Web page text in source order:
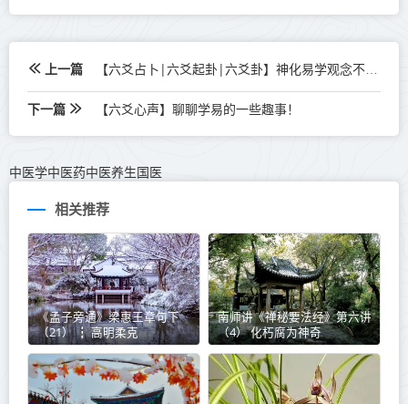
上一篇 【六爻占卜|六爻起卦|六爻卦】神化易学观念不可有！
下一篇 【六爻心声】聊聊学易的一些趣事！
中医学中医药中医养生国医
相关推荐
《孟子旁通》梁惠王章句下
（21） ┇ 高明柔克
南师讲《禅秘要法经》第六讲
（4） 化朽腐为神奇